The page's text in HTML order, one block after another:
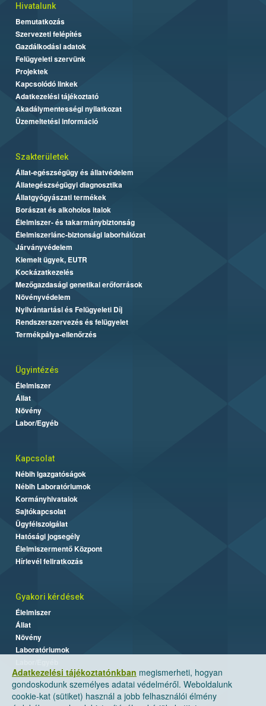
Adatkezelési tájékoztatónkban megismerheti, hogyan
gondoskodunk személyes adatai védelméről. Weboldalunk
cookie-kat (sütiket) használ a jobb felhasználói élmény
Hivatalunk
Bemutatkozás
Szervezeti felépítés
Gazdálkodási adatok
Felügyeleti szervünk
Projektek
Kapcsolódó linkek
Adatkezelési tájékoztató
Akadálymentességi nyilatkozat
Üzemeltetési információ
Szakterületek
Állat-egészségügy és állatvédelem
Állategészségügyi diagnosztika
Állatgyógyászati termékek
Borászat és alkoholos italok
Élelmiszer- és takarmánybiztonság
Élelmiszerlánc-biztonsági laborhálózat
Járványvédelem
Kiemelt ügyek, EUTR
Kockázatkezelés
Mezőgazdasági genetikai erőforrások
Növényvédelem
Nyilvántartási és Felügyeleti Díj
Rendszerszervezés és felügyelet
Termékpálya-ellenőrzés
Ügyintézés
Élelmiszer
Állat
Növény
Labor/Egyéb
Kapcsolat
Nébih Igazgatóságok
Nébih Laboratóriumok
Kormányhivatalok
Sajtókapcsolat
Ügyfélszolgálat
Hatósági jogsegély
Élelmiszermentő Központ
Hírlevél feliratkozás
Gyakori kérdések
Élelmiszer
Állat
Növény
Laboratóriumok